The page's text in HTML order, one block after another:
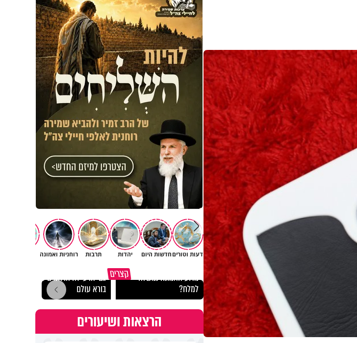
דעות וטוריםחדשות היום יהדות תרבות רוחניות ואמונה
קצרים
מדוע האמונה נמשלה
למלח?
גם ׳הרע׳ זה הרחמים של
בורא עולם
הרצאות ושיעורים